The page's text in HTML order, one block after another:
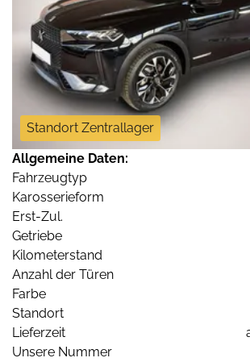
Standort Zentrallager
Allgemeine Daten:
Fahrzeugtyp
Karosserieform
Erst-Zul.
Getriebe
Kilometerstand
Anzahl der Türen
Farbe
Standort
Lieferzeit
Unsere Nummer